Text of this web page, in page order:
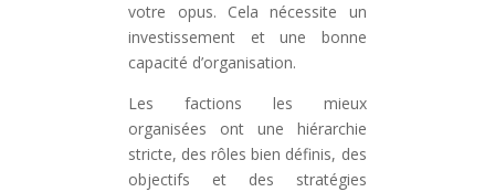
votre opus. Cela nécessite un
investissement et une bonne
capacité d’organisation.
Les factions les mieux
organisées ont une hiérarchie
stricte, des rôles bien définis, des
objectifs et des stratégies